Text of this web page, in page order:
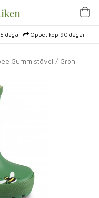
dagar Öppet köp 90 dagar
Gummistövel / Grön